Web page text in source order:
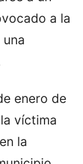
a la
enero de
víctima
la